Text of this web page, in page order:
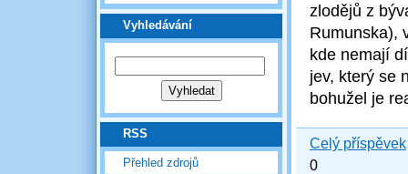
Vyhledávání
RSS
Přehled zdrojů
zlodějů z
Rumunska),
kde nemají
jev, který se
bohužel je
Celý příspěvek
0